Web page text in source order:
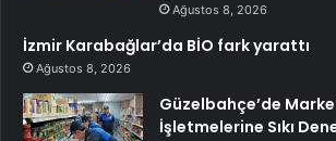
Ağustos 8, 2026
İzmir Karabağlar’da BİO fark yarattı
Ağustos 8, 2026
Güzelbahçe’de
İşletmelerine Sıkı